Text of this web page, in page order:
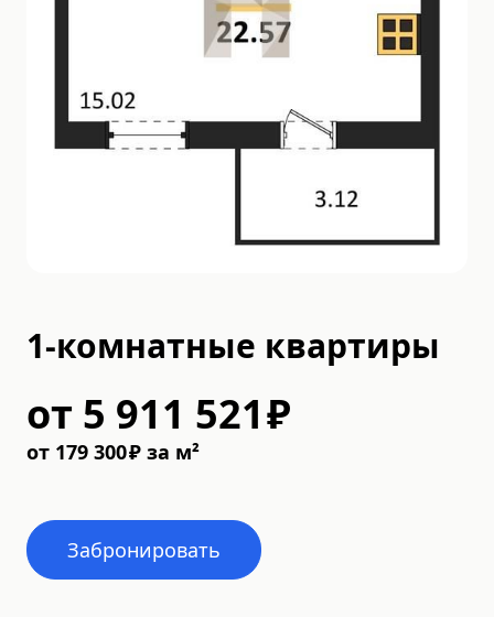
1-комнатные квартиры
от 5 911 521₽
от 179 300₽ за м²
Забронировать